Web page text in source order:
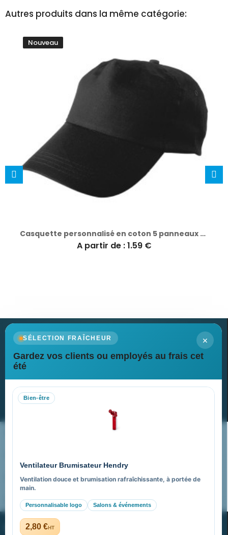
Autres produits dans la même catégorie:
Nouveau
Casquette personnalisé en coton 5 panneaux Lisa
A partir de : 1.59 €
×
SÉLECTION FRAÎCHEUR
Gardez vos clients ou employés au frais cet
été
Bien-être
Ventilateur Brumisateur Hendry
Ventilation douce et brumisation rafraîchissante, à portée de
main.
Personnalisable logo Salons & événements
2,80 €HT
Newsletter
Recevez nos dernières nouvelles et nos offres spéciales
Nos expertises & accompagnement global
FAQ sur Promenoch Goodies Pub France
Pourquoi ça a marché à 100% pour moi ?
PROMENOCH GOODIES